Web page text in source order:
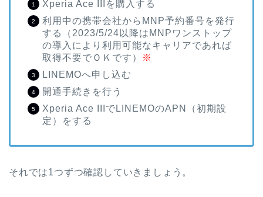
Xperia Ace IIIを購入する
利用中の携帯会社からMNP予約番号を発行
する（2023/5/24以降はMNPワンストップ
の導入により利用可能なキャリアであれば
取得不要でＯＫです）
※
LINEMOへ申し込む
開通手続きを行う
Xperia Ace IIIでLINEMOのAPN（初期設
定）をする
それでは1つずつ確認していきましょう。